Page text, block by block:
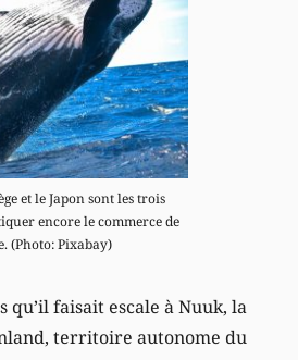
et le Japon sont les trois
encore le commerce de
(Photo: Pixabay)
qu’il faisait escale à Nuuk, la
territoire autonome du